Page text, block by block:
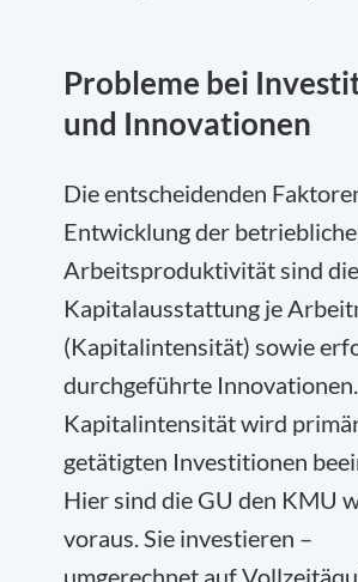
Probleme bei
und Innovationen
Die entscheidenden
Entwicklung der
Arbeitsproduktivität sind die
Kapitalausstattung je
(Kapitalintensität) sowie
durchgeführte
Kapitalintensität wird
getätigten Investitionen
Hier sind die GU den KMU
voraus. Sie investieren –